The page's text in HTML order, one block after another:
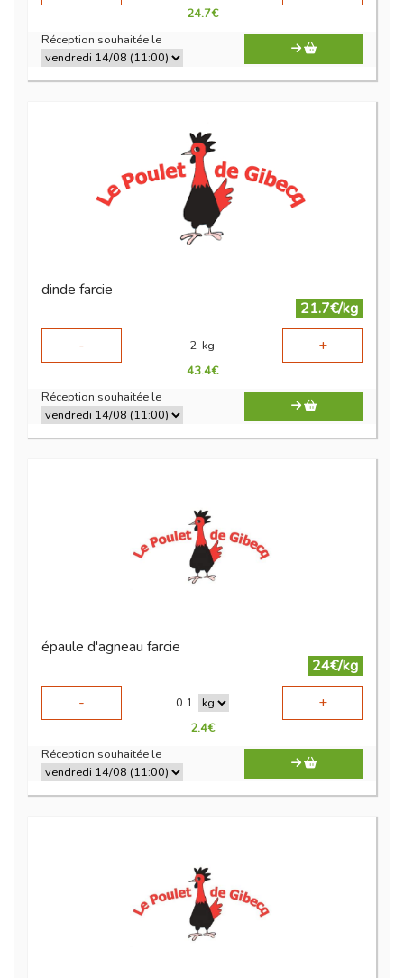
24.7€
Réception souhaitée le
dinde farcie
21.7€/kg
-
2 kg +
43.4€
Réception souhaitée le
épaule d'agneau farcie
24€/kg
-
0.1 +
2.4€
Réception souhaitée le